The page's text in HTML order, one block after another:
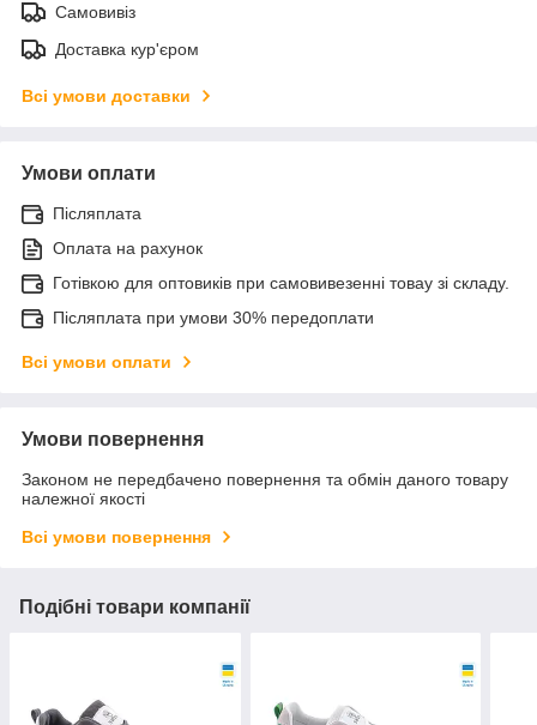
Самовивіз
Доставка кур'єром
Всі умови доставки
Умови оплати
Післяплата
Оплата на рахунок
Готівкою для оптовиків при самовивезенні товау зі складу.
Післяплата при умови 30% передоплати
Всі умови оплати
Умови повернення
Законом не передбачено повернення та обмін даного товару
належної якості
Всі умови повернення
Подібні товари компанії